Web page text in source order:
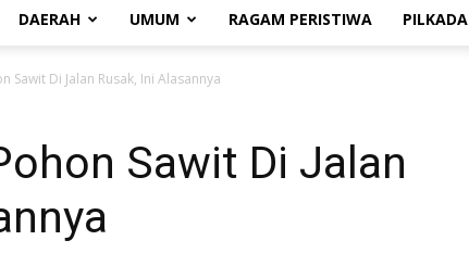
DAERAH UMUM RAGAM PERISTIWA PILKADA
Sawit Di Jalan Rusak, Ini Alasannya
Sawit Di Jalan